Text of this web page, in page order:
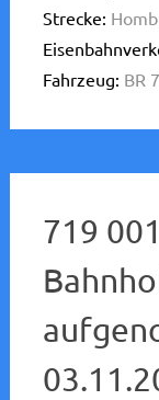
Strecke:
Fahrzeug: BR
719